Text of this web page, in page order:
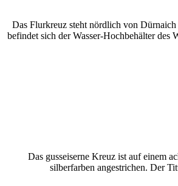
Das Flurkreuz steht nördlich von
befindet sich der Wasser-Hochbehälter
Das gusseiserne Kreuz ist auf einem
silberfarben angestrichen. Der